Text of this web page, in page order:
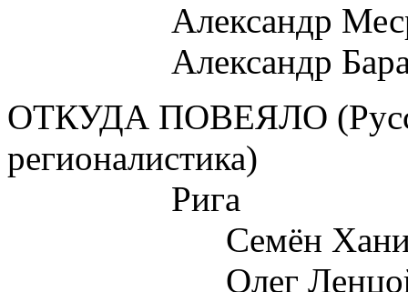
Александр
Александр
ОТКУДА ПОВЕЯЛО
регионалистика)
Рига
Семён
Олег